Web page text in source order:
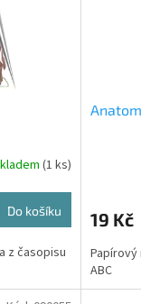
(1 ks)
Do košíku
z časopisu
19 Kč
ABC